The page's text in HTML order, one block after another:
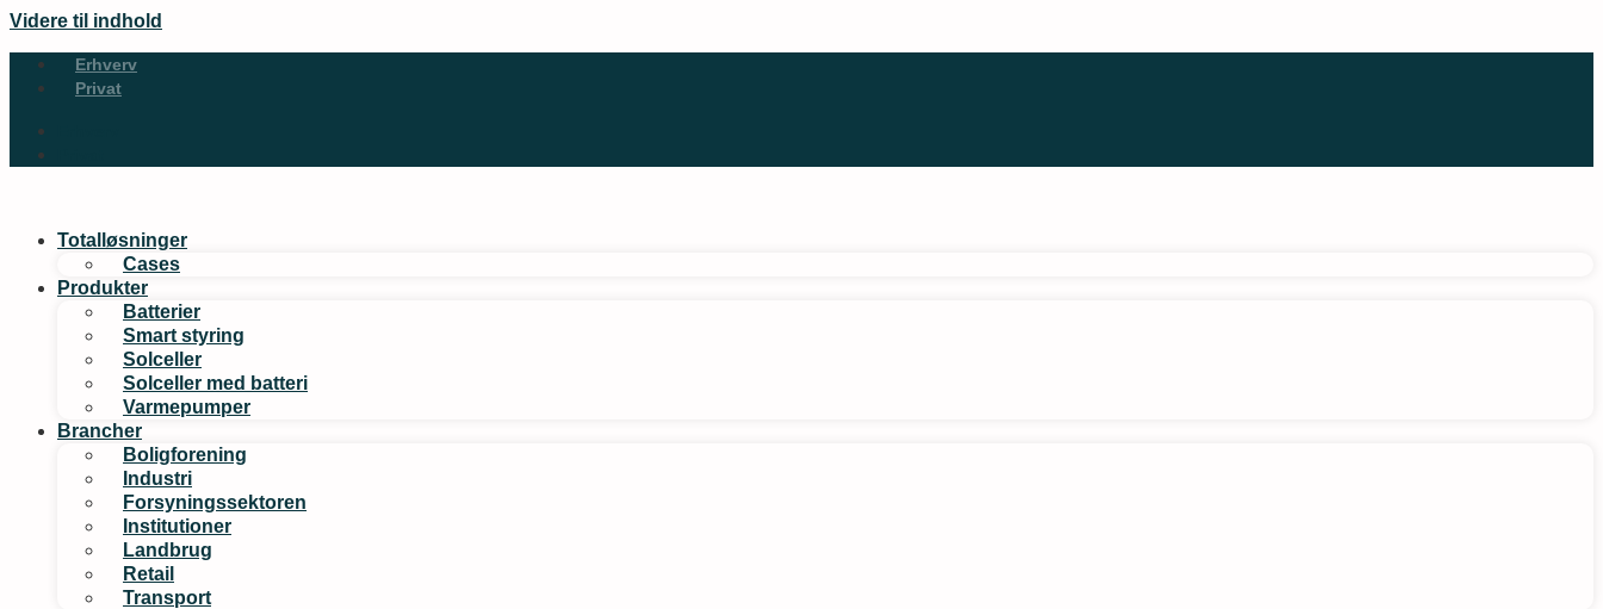
Videre til indhold
Erhverv
Privat
Totalløsninger
Cases
Produkter
Batterier
Smart styring
Solceller
Solceller med batteri
Varmepumper
Brancher
Boligforening
Industri
Forsyningssektoren
Institutioner
Landbrug
Retail
Transport